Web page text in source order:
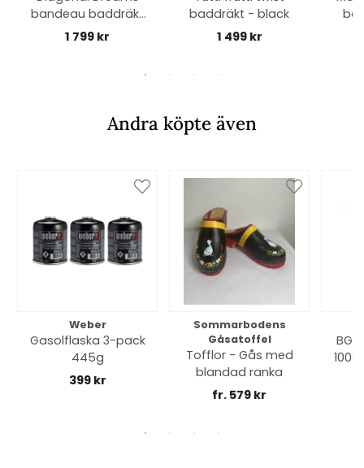
bandeau baddräkt
- multi
1 799 kr
baddräkt - black
1 499 kr
Andra köpte även
Weber
Gasolflaska 3-pack
445g
399 kr
Sommarbodens
Gåsatoffel
Tofflor - Gås med
blandad ranka
fr. 579 kr